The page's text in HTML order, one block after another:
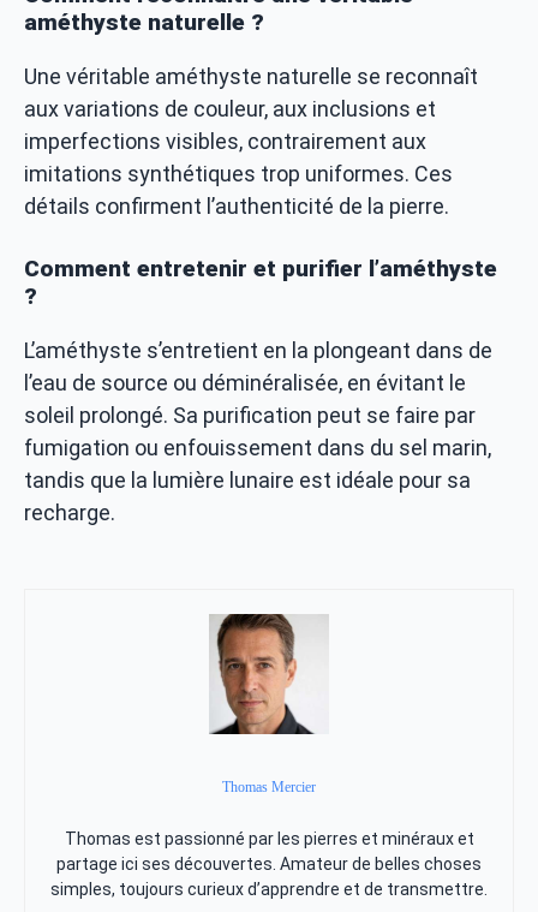
améthyste naturelle ?
Une véritable améthyste naturelle se reconnaît
aux variations de couleur, aux inclusions et
imperfections visibles, contrairement aux
imitations synthétiques trop uniformes. Ces
détails confirment l’authenticité de la pierre.
Comment entretenir et purifier l’améthyste
?
L’améthyste s’entretient en la plongeant dans de
l’eau de source ou déminéralisée, en évitant le
soleil prolongé. Sa purification peut se faire par
fumigation ou enfouissement dans du sel marin,
tandis que la lumière lunaire est idéale pour sa
recharge.
Thomas Mercier
Thomas est passionné par les pierres et minéraux et
partage ici ses découvertes. Amateur de belles choses
simples, toujours curieux d’apprendre et de transmettre.